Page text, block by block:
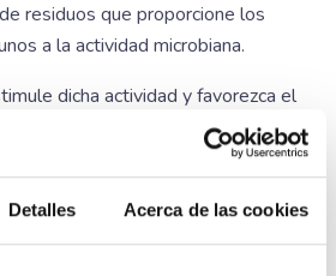
Detalles Acerca de las cookies
residuos que proporcione los
a la actividad microbiana.
dicha actividad y favorezca el
de la materia orgánica.
temperatura que garantice la